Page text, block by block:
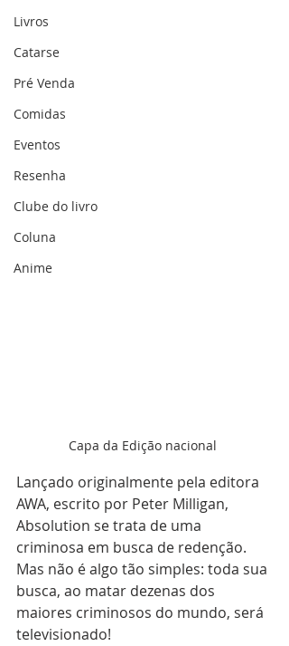
Livros
Catarse
Pré Venda
Comidas
Eventos
Resenha
Clube do livro
Coluna
Anime
Capa da Edição nacional
Lançado originalmente pela editora
AWA, escrito por Peter Milligan,
Absolution se trata de uma
criminosa em busca de redenção.
Mas não é algo tão simples: toda sua
busca, ao matar dezenas dos
maiores criminosos do mundo, será
televisionado!